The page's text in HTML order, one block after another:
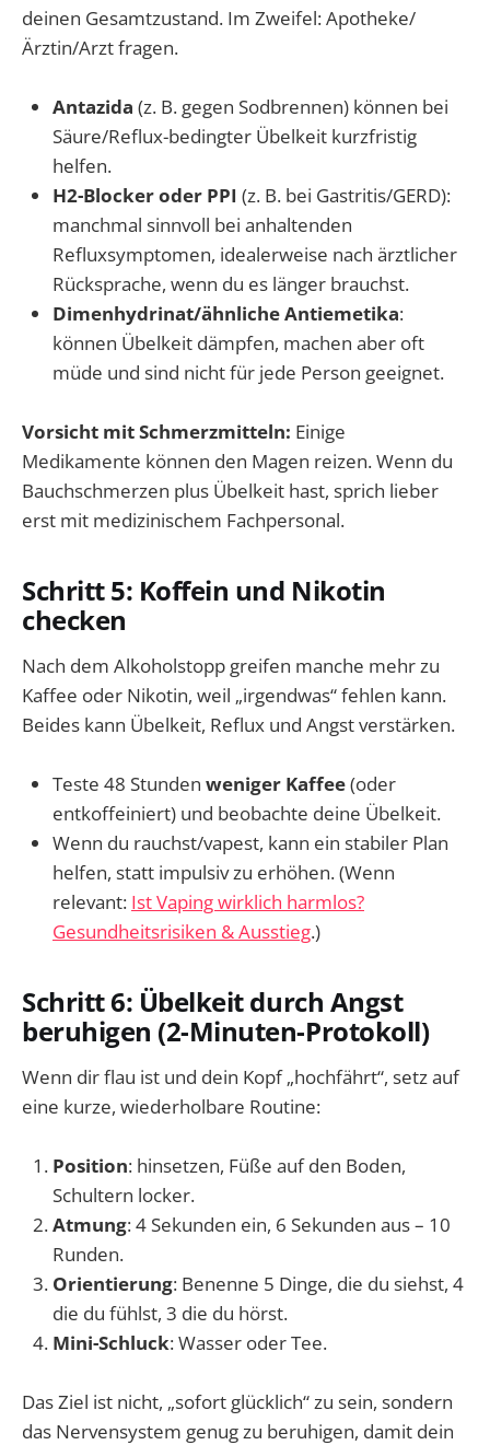
deinen Gesamtzustand. Im Zweifel: Apotheke/
Ärztin/Arzt fragen.
Antazida (z. B. gegen Sodbrennen) können bei
Säure/Reflux-bedingter Übelkeit kurzfristig
helfen.
H2-Blocker oder PPI (z. B. bei Gastritis/GERD):
manchmal sinnvoll bei anhaltenden
Refluxsymptomen, idealerweise nach ärztlicher
Rücksprache, wenn du es länger brauchst.
Dimenhydrinat/ähnliche Antiemetika:
können Übelkeit dämpfen, machen aber oft
müde und sind nicht für jede Person geeignet.
Vorsicht mit Schmerzmitteln: Einige
Medikamente können den Magen reizen. Wenn du
Bauchschmerzen plus Übelkeit hast, sprich lieber
erst mit medizinischem Fachpersonal.
Schritt 5: Koffein und Nikotin
checken
Nach dem Alkoholstopp greifen manche mehr zu
Kaffee oder Nikotin, weil „irgendwas“ fehlen kann.
Beides kann Übelkeit, Reflux und Angst verstärken.
Teste 48 Stunden weniger Kaffee(oder
entkoffeiniert) und beobachte deine Übelkeit.
Wenn du rauchst/vapest, kann ein stabiler Plan
helfen, statt impulsiv zu erhöhen. (Wenn
relevant: Ist Vaping wirklich harmlos?
Gesundheitsrisiken & Ausstieg.)
Schritt 6: Übelkeit durch Angst
beruhigen (2-Minuten-Protokoll)
Wenn dir flau ist und dein Kopf „hochfährt“, setz auf
eine kurze, wiederholbare Routine:
Position: hinsetzen, Füße auf den Boden,
Schultern locker.
Atmung: 4 Sekunden ein, 6 Sekunden aus – 10
Runden.
Orientierung: Benenne 5 Dinge, die du siehst, 4
die du fühlst, 3 die du hörst.
Mini-Schluck: Wasser oder Tee.
Das Ziel ist nicht, „sofort glücklich“ zu sein, sondern
das Nervensystem genug zu beruhigen, damit dein